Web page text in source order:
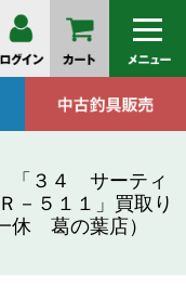
「３４ サーティ
－５１１」買取り
休 葛の葉店）